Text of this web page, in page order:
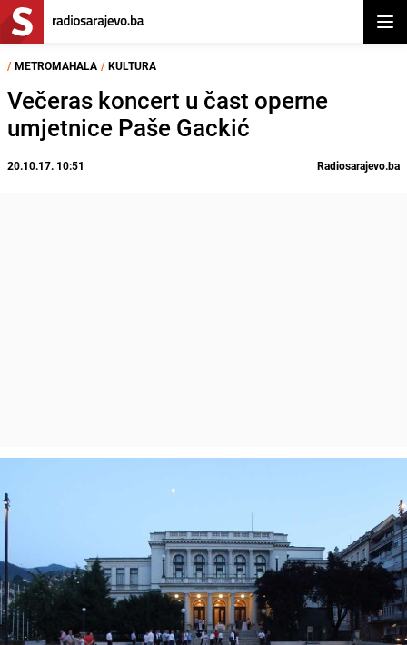
/ METROMAHALA / KULTURA
Večeras koncert u čast operne
umjetnice Paše Gackić
20.10.17. 10:51 Radiosarajevo.ba